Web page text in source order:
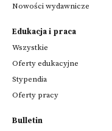
Nowości wydawnicze
Edukacja i praca
Wszystkie
Oferty edukacyjne
Stypendia
Oferty pracy
Bulletin